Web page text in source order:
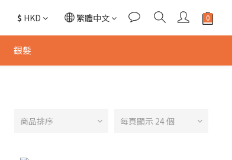
$ HKD 繁體中文
銀髮
商品排序 每頁顯示 24 個